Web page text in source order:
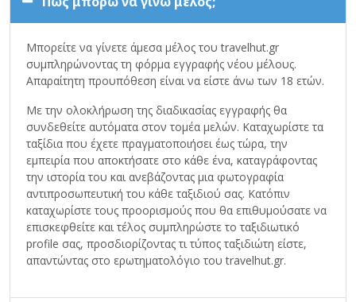
Mπορείτε να γίνετε άμεσα μέλος του travelhut.gr
συμπληρώνοντας τη φόρμα εγγραφής νέου μέλους.
Απαραίτητη προυπόθεση είναι να είστε άνω των 18 ετών.
Με την ολοκλήρωση της διαδικασίας εγγραφής θα
συνδεθείτε αυτόματα στον τομέα μελών. Καταχωρίστε τα
ταξίδια που έχετε πραγματοποιήσει έως τώρα, την
εμπειρία που αποκτήσατε στο κάθε ένα, καταγράφοντας
την ιστορία του και ανεβάζοντας μια φωτογραφία
αντιπροσωπευτική του κάθε ταξιδιού σας. Κατόπιν
καταχωρίστε τους προορισμούς που θα επιθυμούσατε να
επισκεφθείτε και τέλος συμπληρώστε το ταξιδιωτικό
profile σας, προσδιορίζοντας τι τύπος ταξιδιώτη είστε,
απαντώντας στο ερωτηματολόγιο του travelhut.gr.